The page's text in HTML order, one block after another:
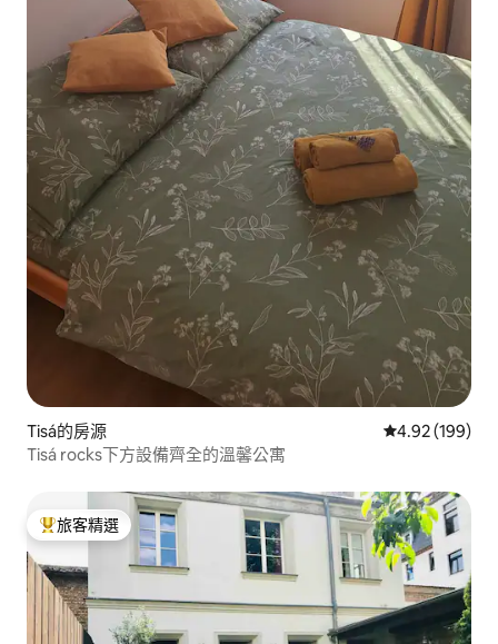
Tisá的房源 從 199 則評價
4.92 (199)
Tisá rocks下方設備齊全的溫馨公寓
旅客精選榜首
旅客精選